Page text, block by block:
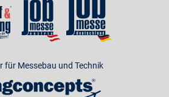
für Messebau und Technik